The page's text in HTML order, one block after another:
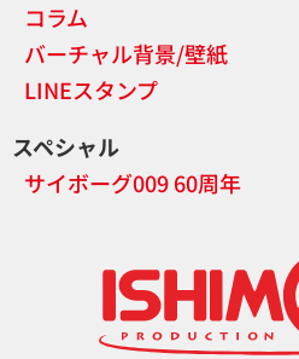
コラム
バーチャル背景/壁紙
LINEスタンプ
スペシャル
サイボーグ009 60周年